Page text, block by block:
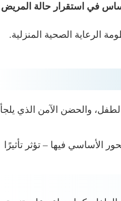
في استقرار حالة المريض
الرعاية الصحية المنزلية.
والحضن الآمن الذي يلجأ
الأساسي فيها – تؤثر تأثيرًا